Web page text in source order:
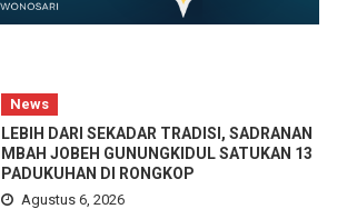
News
LEBIH DARI SEKADAR TRADISI, SADRANAN
MBAH JOBEH GUNUNGKIDUL SATUKAN 13
PADUKUHAN DI RONGKOP
Agustus 6, 2026